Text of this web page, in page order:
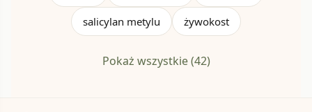
salicylan metylu żywokost
Pokaż wszystkie (42)